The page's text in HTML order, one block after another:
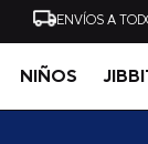
ENVÍOS A
NIÑOS